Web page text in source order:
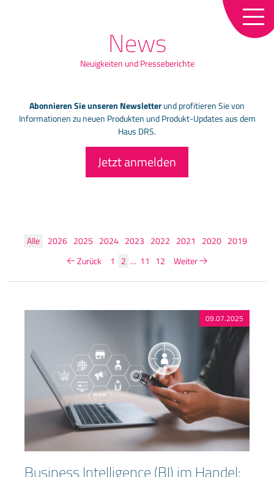
Loss Prevention
LS Retail: ERP-System für den
Einzelhandel
Kontakt
News
Neuigkeiten und Presseberichte
Abonnieren Sie unseren Newsletterund profitieren Sie von
Informationen zu neuen Produkten und Produkt-Updates aus dem
Haus DRS.
Jetzt anmelden
Alle 2026 2025 2024 2023 2022 2021 2020 2019
Zurück
1 2 … 11 12 Weiter
09.07.2025
Business Intelligence (BI) im Handel: